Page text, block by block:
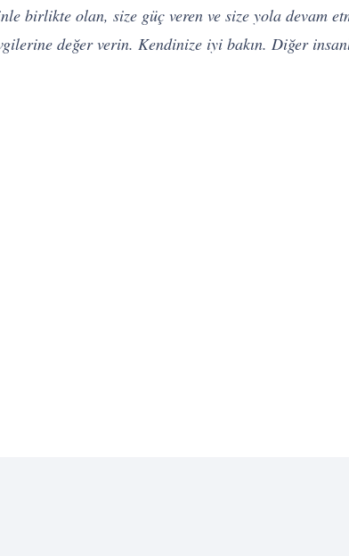
birlikte olan, size güç veren ve size yola devam
değer verin. Kendinize iyi bakın. Diğer